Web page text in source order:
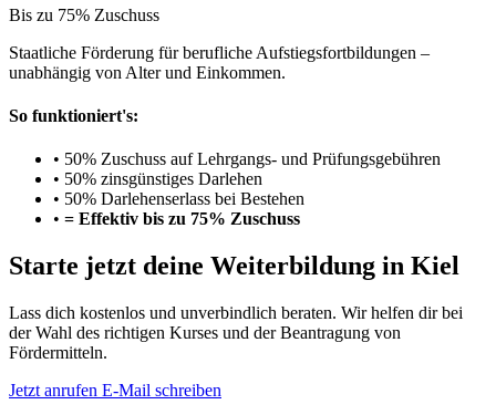
Bis zu 75% Zuschuss
Staatliche Förderung für berufliche Aufstiegsfortbildungen –
unabhängig von Alter und Einkommen.
So funktioniert's:
• 50% Zuschuss auf Lehrgangs- und Prüfungsgebühren
• 50% zinsgünstiges Darlehen
• 50% Darlehenserlass bei Bestehen
• = Effektiv bis zu 75% Zuschuss
Starte jetzt deine Weiterbildung in Kiel
Lass dich kostenlos und unverbindlich beraten. Wir helfen dir bei
der Wahl des richtigen Kurses und der Beantragung von
Fördermitteln.
Jetzt anrufen E-Mail schreiben